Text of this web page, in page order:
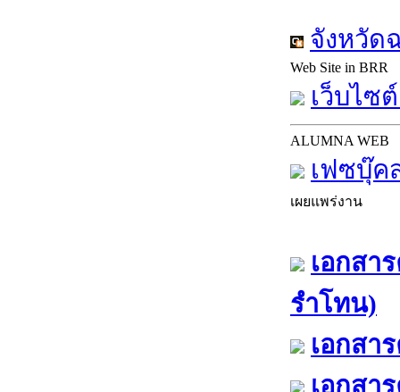
จังหวัด
Web Site in BRR
เว็บไซ
ALUMNA WEB
เฟซบุ๊ค
เผยแพร่งาน
เอกสา
รำโทน)
เอกสา
เอกสา